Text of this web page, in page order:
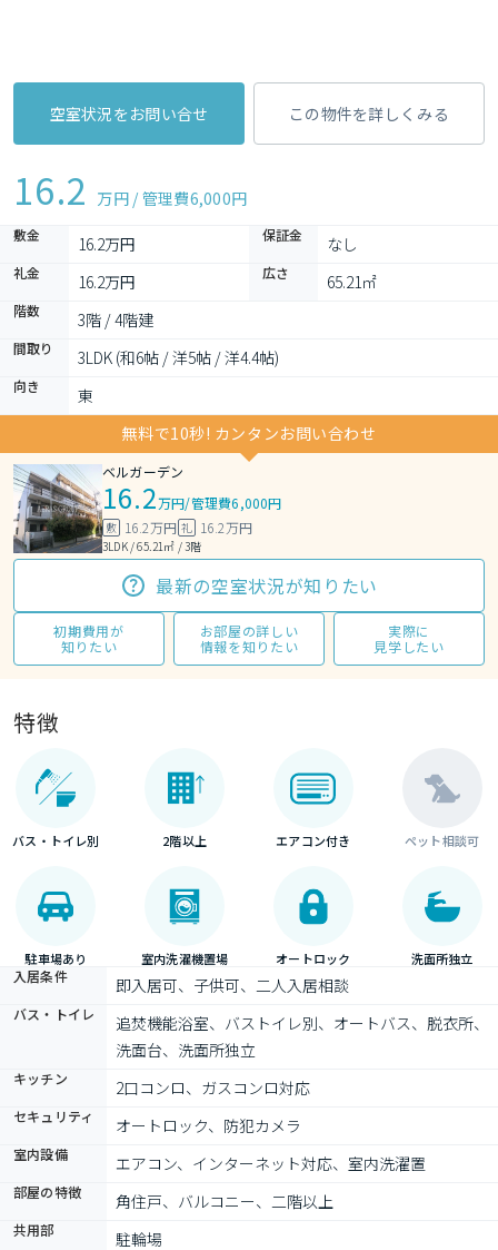
空室状況をお問い合せ この物件を詳しくみる
16.2 万円 / 管理費6,000円
敷金 16.2万円 保証金 なし
礼金 16.2万円 広さ 65.21㎡
階数 3階 / 4階建
間取り 3LDK (和6帖 / 洋5帖 / 洋4.4帖)
向き
東
無料で10秒! カンタンお問い合わせ
ベルガーデン
16.2万円/管理費6,000円
敷 16.2万円 礼 16.2万円
3LDK / 65.21㎡ / 3階
最新の空室状況が知りたい
初期費用が
知りたい
お部屋の詳しい
情報を知りたい
実際に
見学したい
特徴
バス・トイレ別 2階以上 エアコン付き ペット相談可
駐車場あり 室内洗濯機置場 オートロック 洗面所独立
入居条件 即入居可、子供可、二人入居相談
バス・トイレ
追焚機能浴室、バストイレ別、オートバス、脱衣所、
洗面台、洗面所独立
キッチン 2口コンロ、ガスコンロ対応
セキュリティ オートロック、防犯カメラ
室内設備 エアコン、インターネット対応、室内洗濯置
部屋の特徴 角住戸、バルコニー、二階以上
共用部 駐輪場